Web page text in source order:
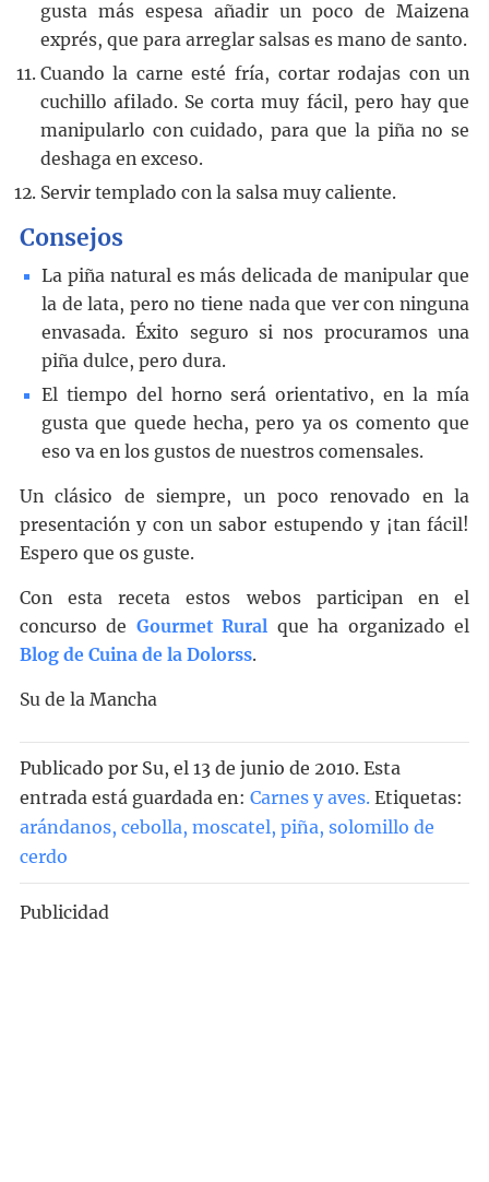
gusta más espesa añadir un poco de Maizena
exprés, que para arreglar salsas es mano de santo.
Cuando la carne esté fría, cortar rodajas con un
cuchillo afilado. Se corta muy fácil, pero hay que
manipularlo con cuidado, para que la piña no se
deshaga en exceso.
Servir templado con la salsa muy caliente.
Consejos
La piña natural es más delicada de manipular que
la de lata, pero no tiene nada que ver con ninguna
envasada. Éxito seguro si nos procuramos una
piña dulce, pero dura.
El tiempo del horno será orientativo, en la mía
gusta que quede hecha, pero ya os comento que
eso va en los gustos de nuestros comensales.
Un clásico de siempre, un poco renovado en la
presentación y con un sabor estupendo y ¡tan fácil!
Espero que os guste.
Con esta receta estos webos participan en el
concurso de Gourmet Rural que ha organizado el
Blog de Cuina de la Dolorss.
Su de la Mancha
Publicado por Su, el 13 de junio de 2010. Esta
entrada está guardada en: Carnes y aves. Etiquetas:
arándanos, cebolla, moscatel, piña, solomillo de
cerdo
Publicidad